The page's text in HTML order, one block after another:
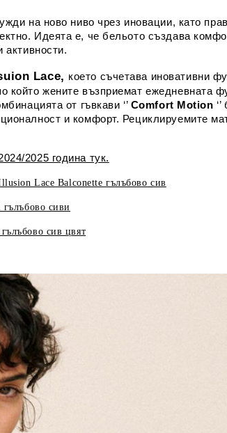
на ново ниво чрез иновации, като
Идеята е, че бельото създава
Lace, което съчетава иновативни
който жените възприемат ежедневната
от гъвкави ‘’ Comfort Motion
и комфорт. Рециклируемите
2025 година тук.
Lace Balconette гълъбово сив
сиви
сив цвят